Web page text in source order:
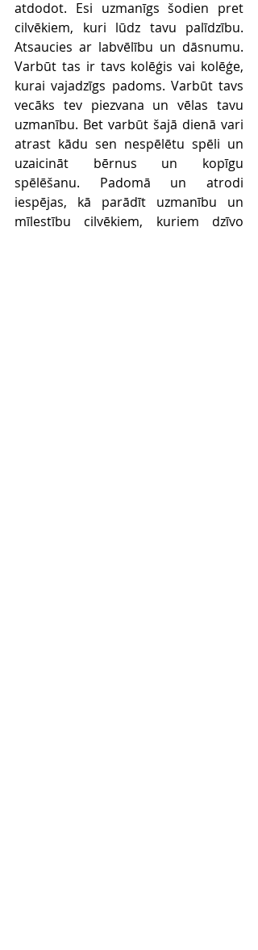
atdodot. Esi uzmanīgs šodien pret
cilvēkiem, kuri lūdz tavu palīdzību.
Atsaucies ar labvēlību un dāsnumu.
Varbūt tas ir tavs kolēģis vai kolēģe,
kurai vajadzīgs padoms. Varbūt tavs
vecāks tev piezvana un vēlas tavu
uzmanību. Bet varbūt šajā dienā vari
atrast kādu sen nespēlētu spēli un
uzaicināt bērnus un kopīgu
spēlēšanu. Padomā un atrodi
iespējas, kā parādīt uzmanību un
mīlestību cilvēkiem, kuriem dzīvo